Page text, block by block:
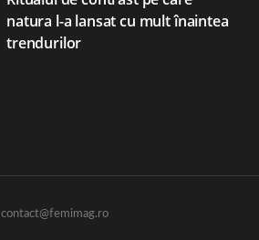
natura l-a lansat cu mult înaintea
trendurilor
contact@femimag.ro